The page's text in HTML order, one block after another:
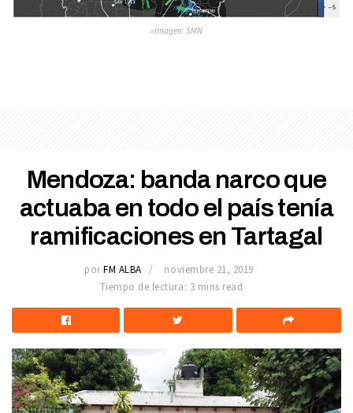
»Imagen: SMN
Mendoza: banda narco que
actuaba en todo el país tenía
ramificaciones en Tartagal
por FM ALBA
noviembre 21, 2019
Tiempo de lectura: 3 mins read